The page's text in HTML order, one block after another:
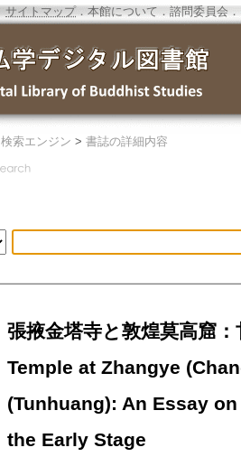
サイトマップ．本館について ． 諮問委員会 ．
検索エンジン > 書誌の詳細内容
張掖金塔寺と敦煌莫高窟
Temple at Zhangye
(Tunhuang): An Essay
the Early Stage